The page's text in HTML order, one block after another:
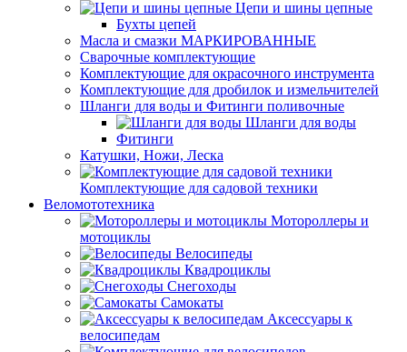
Цепи и шины цепные
Бухты цепей
Масла и смазки МАРКИРОВАННЫЕ
Сварочные комплектующие
Комплектующие для окрасочного инструмента
Комплектующие для дробилок и измельчителей
Шланги для воды и Фитинги поливочные
Шланги для воды
Фитинги
Катушки, Ножи, Леска
Комплектующие для садовой техники
Веломототехника
Мотороллеры и
мотоциклы
Велосипеды
Квадроциклы
Снегоходы
Самокаты
Аксессуары к
велосипедам